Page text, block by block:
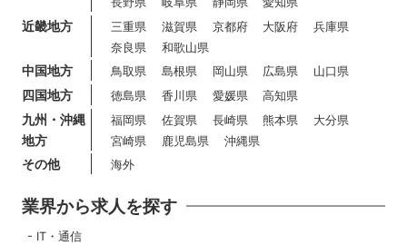
近畿地方 三重県 滋賀県 京都府 大阪府
兵庫県
奈良県
和歌山県
中国地方 鳥取県 島根県 岡山県 広島県 山口県
四国地方 徳島県 香川県 愛媛県 高知県
九州・沖縄
地方
福岡県 佐賀県 長崎県 熊本県
大分県
宮崎県
鹿児島県 沖縄県
その他 海外
業界から求人を探す
IT・通信